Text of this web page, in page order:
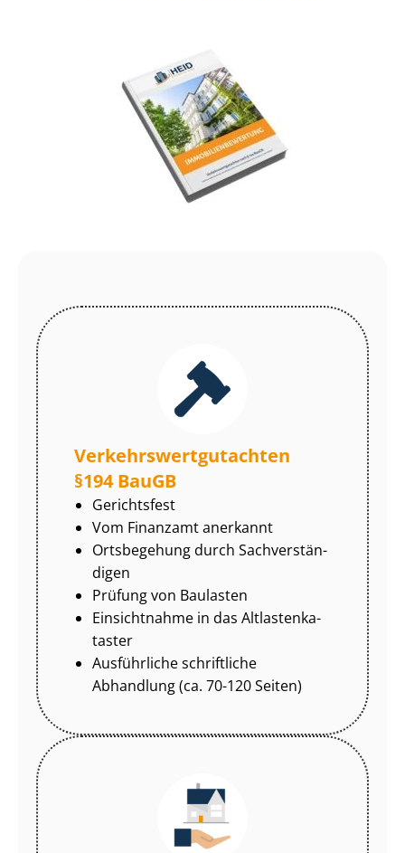
Ver­kehrs­wert­gut­ach­ten
§194 BauGB
Gerichtsfest
Vom Finanzamt anerkannt
Ortsbegehung durch Sach­ver­stän­
di­gen
Prüfung von Baulasten
Einsichtnahme in das Alt­las­ten­ka­
tas­ter
Ausführliche schriftliche
Abhandlung (ca. 70-120 Seiten)